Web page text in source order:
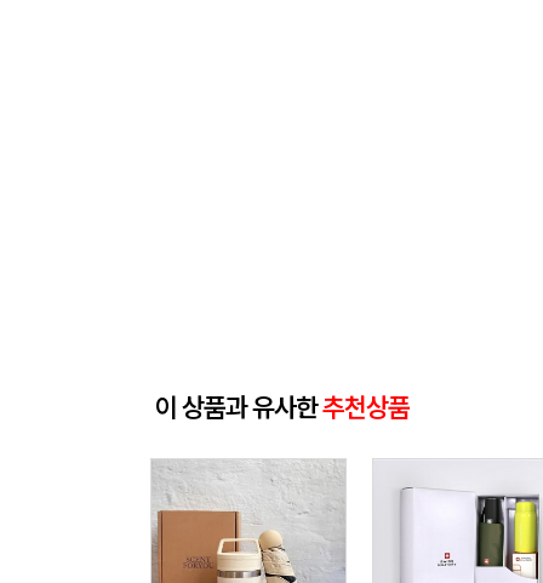
이 상품과 유사한추천상품